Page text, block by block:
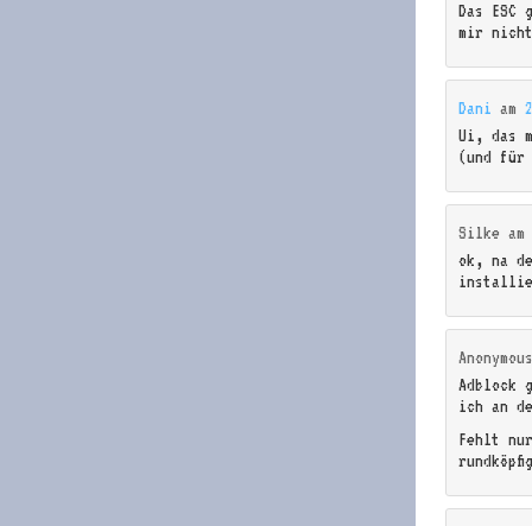
Das
mir
Dani am
Ui, das
(und für
Silke am
ok, na
Adblock
ich an
Fehlt